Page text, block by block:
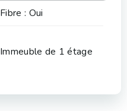
Fibre : Oui
Immeuble de 1 étage